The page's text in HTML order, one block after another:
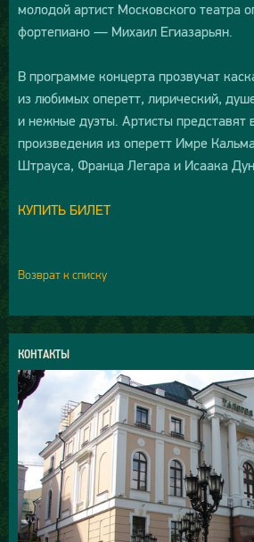
молодой артист Московского театра
фортепиано — Михаил Егиазарьян.
В программе концерта прозвучат
из любимых оперетт, лирический,
и нежные дуэты. Артисты
произведения из оперетт Имре
Штрауса, Франца Легара и Исаака
КУПИТЬ БИЛЕТ
Возврат к списку
КОНТАКТЫ